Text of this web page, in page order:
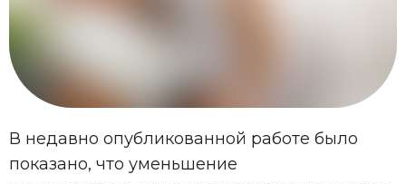
В недавно опубликованной работе было
показано, что уменьшение